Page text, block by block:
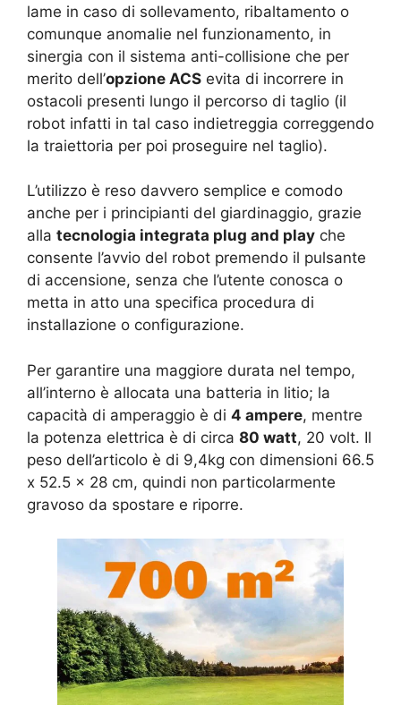
lame in caso di sollevamento, ribaltamento o
comunque anomalie nel funzionamento, in
sinergia con il sistema anti-collisione che per
merito dell’opzione ACS evita di incorrere in
ostacoli presenti lungo il percorso di taglio (il
robot infatti in tal caso indietreggia correggendo
la traiettoria per poi proseguire nel taglio).
L’utilizzo è reso davvero semplice e comodo
anche per i principianti del giardinaggio, grazie
alla tecnologia integrata plug and play che
consente l’avvio del robot premendo il pulsante
di accensione, senza che l’utente conosca o
metta in atto una specifica procedura di
installazione o configurazione.
Per garantire una maggiore durata nel tempo,
all’interno è allocata una batteria in litio; la
capacità di amperaggio è di 4 ampere, mentre
la potenza elettrica è di circa 80 watt, 20 volt. Il
peso dell’articolo è di 9,4kg con dimensioni 66.5
x 52.5 x 28 cm, quindi non particolarmente
gravoso da spostare e riporre.